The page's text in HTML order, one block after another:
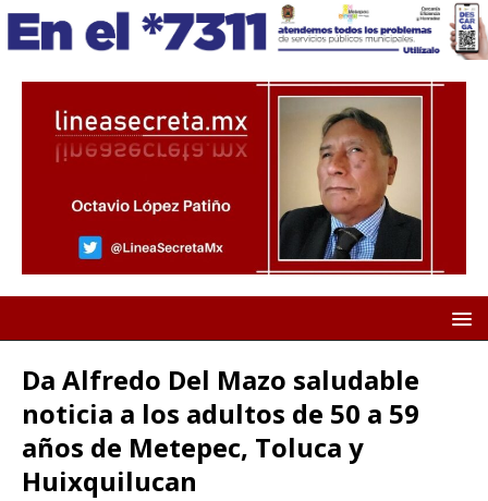
Da Alfredo Del Mazo saludable
noticia a los adultos de 50 a 59
años de Metepec, Toluca y
Huixquilucan